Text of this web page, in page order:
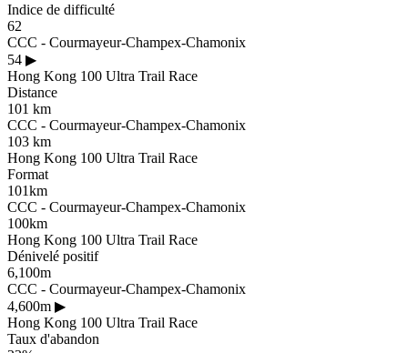
Indice de difficulté
62
CCC - Courmayeur-Champex-Chamonix
54 ▶
Hong Kong 100 Ultra Trail Race
Distance
101 km
CCC - Courmayeur-Champex-Chamonix
103 km
Hong Kong 100 Ultra Trail Race
Format
101km
CCC - Courmayeur-Champex-Chamonix
100km
Hong Kong 100 Ultra Trail Race
Dénivelé positif
6,100m
CCC - Courmayeur-Champex-Chamonix
4,600m ▶
Hong Kong 100 Ultra Trail Race
Taux d'abandon